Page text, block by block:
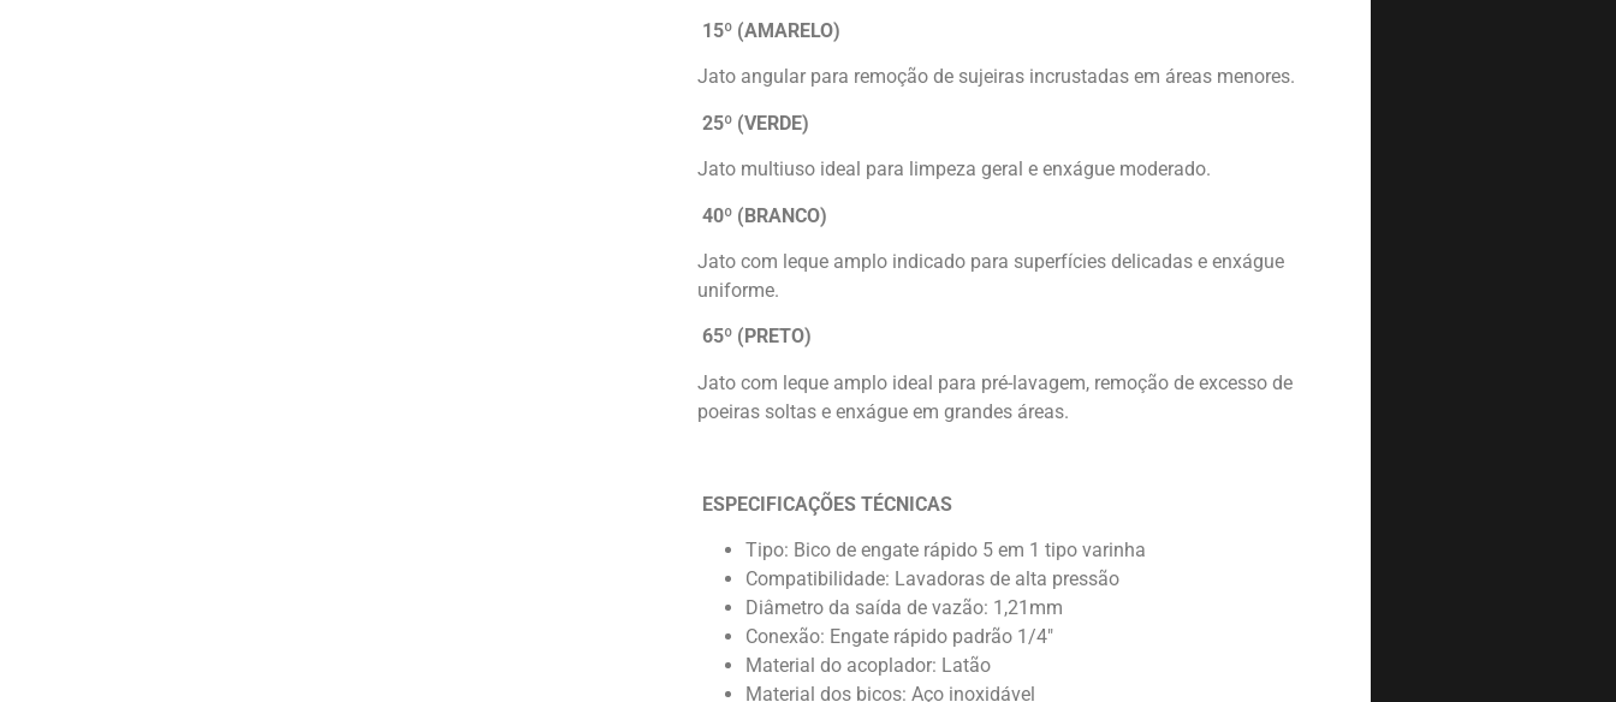
15º (AMARELO)
Jato angular para remoção de sujeiras incrustadas em áreas menores.
25º (VERDE)
Jato multiuso ideal para limpeza geral e enxágue moderado.
40º (BRANCO)
Jato com leque amplo indicado para superfícies delicadas e enxágue
uniforme.
65º (PRETO)
Jato com leque amplo ideal para pré-lavagem, remoção de excesso de
poeiras soltas e enxágue em grandes áreas.
ESPECIFICAÇÕES TÉCNICAS
Tipo: Bico de engate rápido 5 em 1 tipo varinha
Compatibilidade: Lavadoras de alta pressão
Diâmetro da saída de vazão: 1,21mm
Conexão: Engate rápido padrão 1/4″
Material do acoplador: Latão
Material dos bicos: Aço inoxidável